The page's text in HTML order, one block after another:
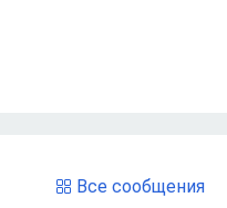
Все сообщения